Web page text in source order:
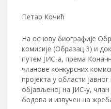
Петар Кочић
На основу биографије
комисије (Образац 3) и
путем ЈИС-а, према
чланове конкурсних
пројекта у области
објављеној на ЈИС-у,
бодова и извучен на